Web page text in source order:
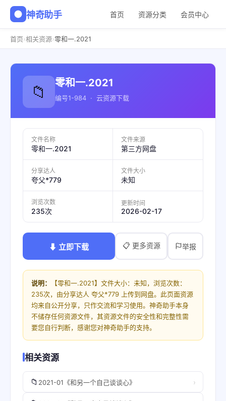
神奇助手 首页 资源分类 会员中心
首页›相关资源›零和一.2021
📁 零和一.2021
编号1-984 · 云资源下载
文件名称
零和一.2021
文件来源
第三方网盘
分享达人
夸父*779
文件大小
未知
浏览次数
235次
更新时间
2026-02-17
⬇ 立即下载 📋 更多资源 举报
说明：
【零和一.2021】文件大小：未知，浏览次数：
235次，由分享达人 夸父*779 上传到网盘。此页面资源
均来自公开分享，只作交流和学习使用。神奇助手本身
不储存任何资源文件，其资源文件的安全性和完整性需
要您自行判断，感谢您对神奇助手的支持。
相关资源
📁 2021-01《和另一个自己谈谈心》 ›